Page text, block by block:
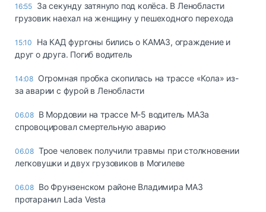
16:55 За секунду затянуло под колёса. В Ленобласти
грузовик наехал на женщину у пешеходного перехода
15:10
На КАД фургоны бились о КАМАЗ, ограждение и
друг о друга. Погиб водитель
14:08 Огромная пробка скопилась на трассе «Кола» из-
за аварии с фурой в Ленобласти
06.08 В Мордовии на трассе М-5 водитель МАЗа
спровоцировал смертельную аварию
06.08 Трое человек получили травмы при столкновении
легковушки и двух грузовиков в Могилеве
06.08 Во Фрунзенском районе Владимира МАЗ
протаранил Lada Vesta